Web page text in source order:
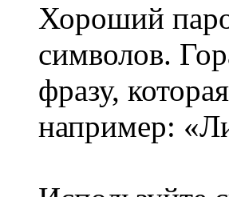
Хороший
символов.
фразу,
например: